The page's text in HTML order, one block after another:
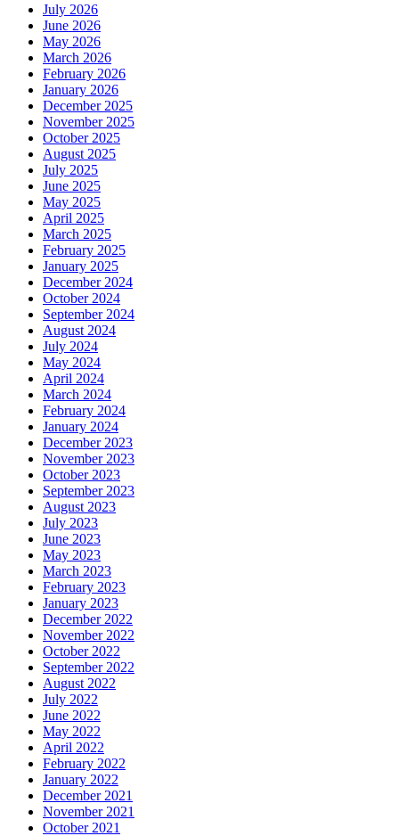
July 2026
June 2026
May 2026
March 2026
February 2026
January 2026
December 2025
November 2025
October 2025
August 2025
July 2025
June 2025
May 2025
April 2025
March 2025
February 2025
January 2025
December 2024
October 2024
September 2024
August 2024
July 2024
May 2024
April 2024
March 2024
February 2024
January 2024
December 2023
November 2023
October 2023
September 2023
August 2023
July 2023
June 2023
May 2023
March 2023
February 2023
January 2023
December 2022
November 2022
October 2022
September 2022
August 2022
July 2022
June 2022
May 2022
April 2022
February 2022
January 2022
December 2021
November 2021
October 2021